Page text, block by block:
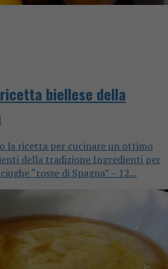
biellese della
la ricetta per cucinare un ottimo
della tradizione Ingredienti per
“rosse di Spagna” – 12...